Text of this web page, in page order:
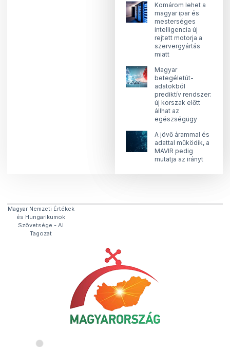
Komárom lehet a
magyar ipar és
mesterséges
intelligencia új
rejtett motorja a
szervergyártás
miatt
Magyar
betegéletút-
adatokból
prediktív rendszer:
új korszak előtt
állhat az
egészségügy
A jövő árammal és
adattal működik, a
MAVIR pedig
mutatja az irányt
Magyar Nemzeti Értékek
és Hungarikumok
Szövetsége​ - AI
Tagozat